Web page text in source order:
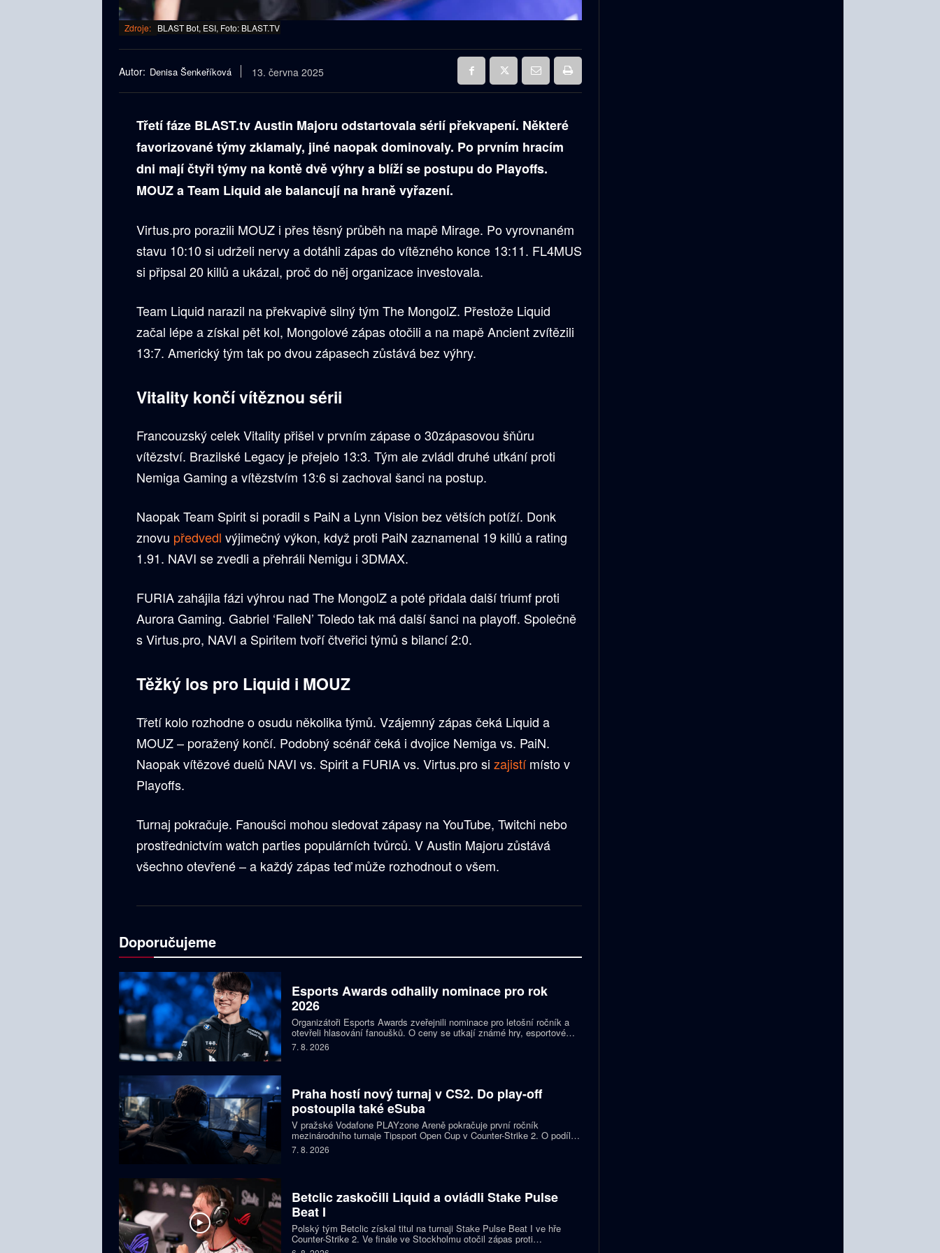
Zdroje: BLAST Bot, ESI, Foto: BLAST.TV
Autor: Denisa Šenkeříková 13. června 2025
Třetí fáze BLAST.tv Austin Majoru odstartovala sérií překvapení. Některé
favorizované týmy zklamaly, jiné naopak dominovaly. Po prvním hracím
dni mají čtyři týmy na kontě dvě výhry a blíží se postupu do Playoffs.
MOUZ a Team Liquid ale balancují na hraně vyřazení.
Virtus.pro porazili MOUZ i přes těsný průběh na mapě Mirage. Po vyrovnaném
stavu 10:10 si udrželi nervy a dotáhli zápas do vítězného konce 13:11. FL4MUS
si připsal 20 killů a ukázal, proč do něj organizace investovala.
Team Liquid narazil na překvapivě silný tým The MongolZ. Přestože Liquid
začal lépe a získal pět kol, Mongolové zápas otočili a na mapě Ancient zvítězili
13:7. Americký tým tak po dvou zápasech zůstává bez výhry.
Vitality končí vítěznou sérii
Francouzský celek Vitality přišel v prvním zápase o 30zápasovou šňůru
vítězství. Brazilské Legacy je přejelo 13:3. Tým ale zvládl druhé utkání proti
Nemiga Gaming a vítězstvím 13:6 si zachoval šanci na postup.
Naopak Team Spirit si poradil s PaiN a Lynn Vision bez větších potíží. Donk
znovu předvedl výjimečný výkon, když proti PaiN zaznamenal 19 killů a rating
1.91. NAVI se zvedli a přehráli Nemigu i 3DMAX.
FURIA zahájila fázi výhrou nad The MongolZ a poté přidala další triumf proti
Aurora Gaming. Gabriel ‘FalleN’ Toledo tak má další šanci na playoff. Společně
s Virtus.pro, NAVI a Spiritem tvoří čtveřici týmů s bilancí 2:0.
Těžký los pro Liquid i MOUZ
Třetí kolo rozhodne o osudu několika týmů. Vzájemný zápas čeká Liquid a
MOUZ – poražený končí. Podobný scénář čeká i dvojice Nemiga vs. PaiN.
Naopak vítězové duelů NAVI vs. Spirit a FURIA vs. Virtus.pro si zajistímísto v
Playoffs.
Turnaj pokračuje. Fanoušci mohou sledovat zápasy na YouTube, Twitchi nebo
prostřednictvím watch parties populárních tvůrců. V Austin Majoru zůstává
všechno otevřené – a každý zápas teď může rozhodnout o všem.
Doporučujeme
Esports Awards odhalily nominace pro rok
2026
Organizátoři Esports Awards zveřejnili nominace pro letošní ročník a
otevřeli hlasování fanoušků. O ceny se utkají známé hry, esportové
týmy, streameři i další osobnosti scény. Mezi nominovanými nechybějí
Faker, Jynxzi, Kai Cenat nebo IShowSpeed.
7. 8. 2026
Praha hostí nový turnaj v CS2. Do play-off
postoupila také eSuba
V pražské Vodafone PLAYzone Areně pokračuje první ročník
mezinárodního turnaje Tipsport Open Cup v Counter-Strike 2. O podíl z
prize poolu 11 tisíc eur a body do žebříčku VRS bojuje devět týmů.
Česká eSuba si už zajistila postup do play-off.
7. 8. 2026
Betclic zaskočili Liquid a ovládli Stake Pulse
Beat I
Polský tým Betclic získal titul na turnaji Stake Pulse Beat I ve hře
Counter-Strike 2. Ve finále ve Stockholmu otočil zápas proti
favorizovaným Liquid a zvítězil 2:1 na mapy.